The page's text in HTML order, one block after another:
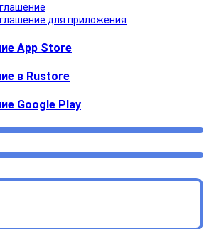
для приложения
App Store
в Rustore
Google Play